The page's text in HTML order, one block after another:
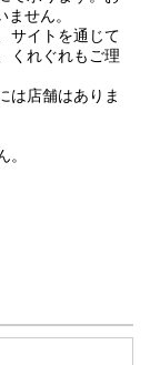
せん。
サイトを通じて
くれぐれもご理
は店舗はありま